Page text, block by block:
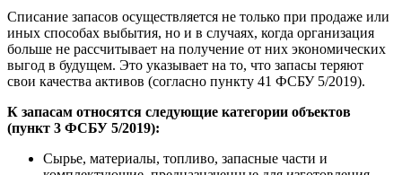
Списание запасов осуществляется не только при продаже или
иных способах выбытия, но и в случаях, когда организация
больше не рассчитывает на получение от них экономических
выгод в будущем. Это указывает на то, что запасы теряют
свои качества активов (согласно пункту 41 ФСБУ 5/2019).
К запасам относятся следующие категории объектов
(пункт 3 ФСБУ 5/2019):
Сырье, материалы, топливо, запасные части и